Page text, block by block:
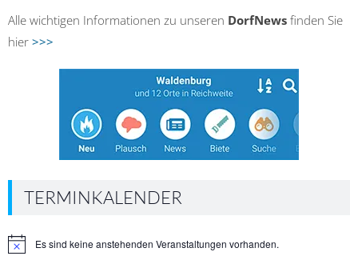
Alle wichtigen Informationen zu unseren DorfNews finden Sie
hier >>>
TERMINKALENDER
HinweisEs sind keine anstehenden Veranstaltungen vorhanden.